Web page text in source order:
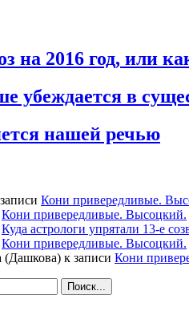
на 2016 год, или
убеждается в
нашей речью
Кони привередливые.
Кони привередливые. Высоцкий.
Куда астрологи упрятали 13-е
Кони привередливые. Высоцкий.
(Дашкова) к записи Кони